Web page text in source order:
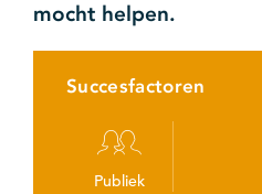
mocht helpen.
Succesfactoren
Publiek